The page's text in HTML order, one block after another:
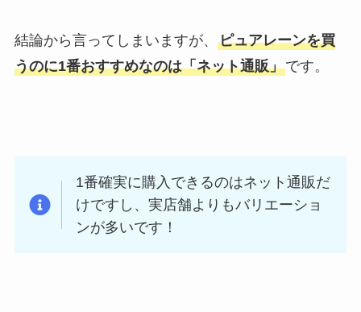
結論から言ってしまいますが、 ピュアレーンを買
うのに1番おすすめなのは「ネット通販」です。
1番確実に購入できるのはネット通販だ
けですし、実店舗よりもバリエーショ
ンが多いです！